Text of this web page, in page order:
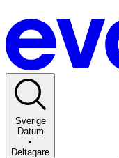
Sverige
Datum
•
Deltagare